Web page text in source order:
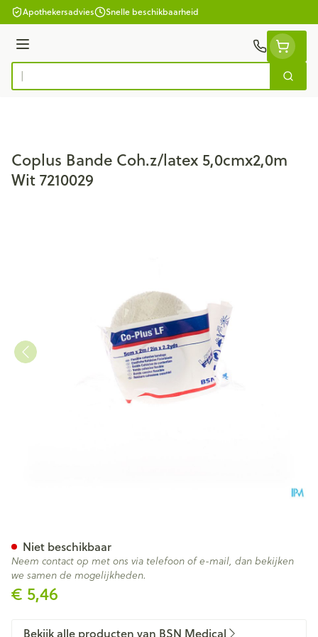
Ga naar de inhoud
Apothekersadvies Snelle beschikbaarheid
Menu
Product, merk, categorie... Zoek
Coplus Bande Coh.z/latex 5,0cmx2,0m
Wit 7210029
€ 5,46
Niet beschikbaar
Neem contact op met ons via telefoon of e-mail, dan bekijken
we samen de mogelijkheden.
Bekijk alle producten van BSN Medical